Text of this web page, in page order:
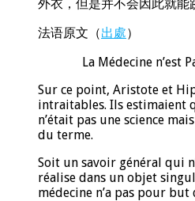
外衣，但是并不会因此就能
法语原文（出處）
La Médecine n’est
Sur ce point, Aristote et
intraitables. Ils estimaient
n’était pas une science
du terme.
Soit un savoir général qui
réalise dans un objet
médecine n’a pas pour but